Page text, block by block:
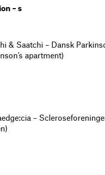
– s
& Saatchi – Dansk
apartment)
–